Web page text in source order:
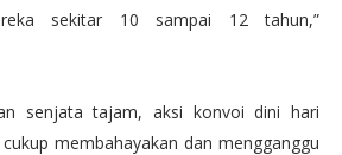
sekitar 10 sampai 12 tahun,”
senjata tajam, aksi konvoi dini hari
membahayakan dan mengganggu